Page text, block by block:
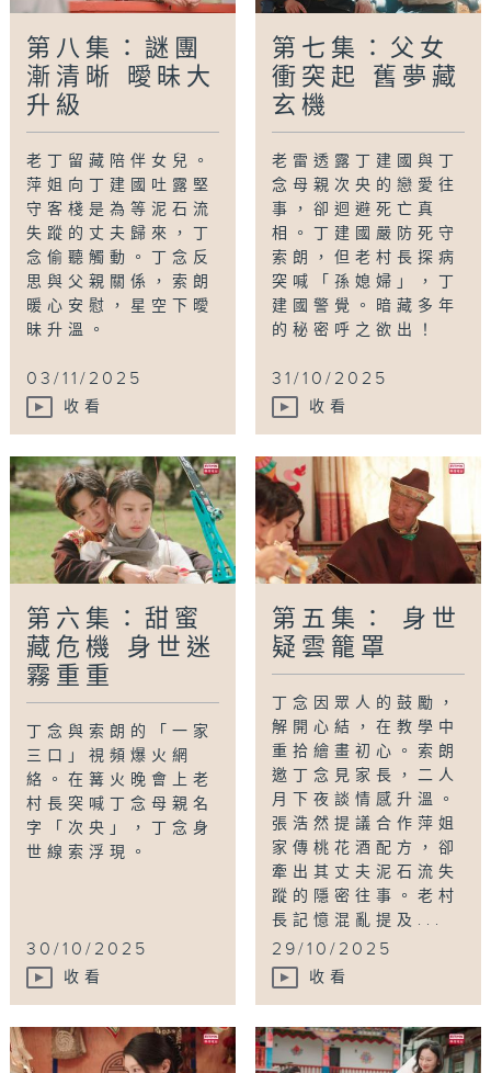
第八集：謎團
漸清晰 曖昧大
升級
老丁留藏陪伴女兒。
萍姐向丁建國吐露堅
守客棧是為等泥石流
失蹤的丈夫歸來，丁
念偷聽觸動。丁念反
思與父親關係，索朗
暖心安慰，星空下曖
昧升溫。
03/11/2025
收看
第七集：父女
衝突起 舊夢藏
玄機
老雷透露丁建國與丁
念母親次央的戀愛往
事，卻迴避死亡真
相。丁建國嚴防死守
索朗，但老村長探病
突喊「孫媳婦」，丁
建國警覺。暗藏多年
的秘密呼之欲出！
31/10/2025
收看
第六集：甜蜜
藏危機 身世迷
霧重重
丁念與索朗的「一家
三口」視頻爆火網
絡。在篝火晚會上老
村長突喊丁念母親名
字「次央」，丁念身
世線索浮現。
30/10/2025
收看
第五集： 身世
疑雲籠罩
丁念因眾人的鼓勵，
解開心結，在教學中
重拾繪畫初心。索朗
邀丁念見家長，二人
月下夜談情感升溫。
張浩然提議合作萍姐
家傳桃花酒配方，卻
牽出其丈夫泥石流失
蹤的隱密往事。老村
長記憶混亂提及...
29/10/2025
收看